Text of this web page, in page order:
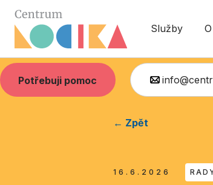
Služby
Potřebuji pomoc
← Zpět
16.6.2026